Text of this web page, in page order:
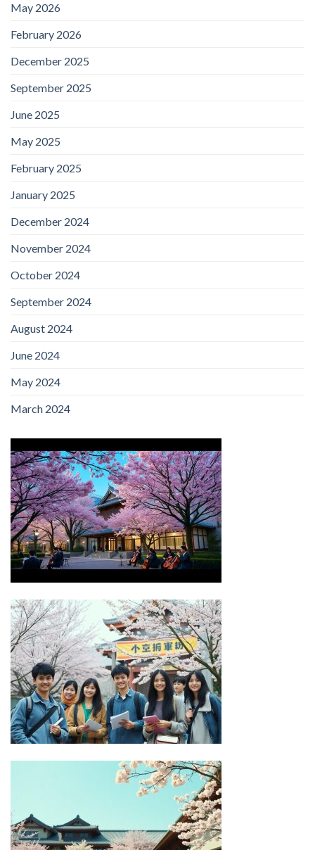
May 2026
February 2026
December 2025
September 2025
June 2025
May 2025
February 2025
January 2025
December 2024
November 2024
October 2024
September 2024
August 2024
June 2024
May 2024
March 2024